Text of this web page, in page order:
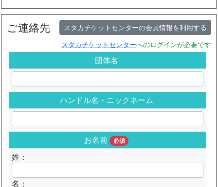
ご連絡先
スタカチケットセンターの会員情報を利用する
スタカチケットセンターへのログインが必要です
団体名
ハンドル名・ニックネーム
お名前 必須
姓：
名：